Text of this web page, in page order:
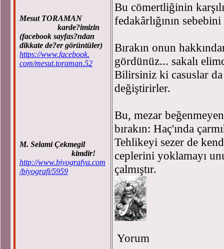
Mesut TORAMAN
karde?imizin
(facebook sayfas?ndan
dikkate de?er görüntüler)
https://www.facebook.
com/mesut.toraman.52
M. Selami Çekmegil
kimdir!
http://www.biyografya.com
/biyografi/5959
Bu cömertliğinin
fedakârlığının
Bırakın onun
gördünüz... sakalı
Bilirsiniz ki casuslar
değiştirirler.
Bu, mezar
bırakın: Haç'ında
Tehlikeyi sezer de
ceplerini yoklamayı
çalmıştır.
Yorum